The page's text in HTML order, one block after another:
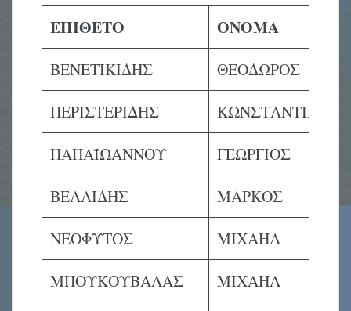
ΕΠΙΘΕΤΟ
ΟΝΟΜΑ
ΒΕΝΕΤΙΚΙΔΗΣ
ΘΕΟΔΩΡΟΣ
ΠΕΡΙΣΤΕΡΙΔΗΣ
ΚΩΝΣΤΑΝΤΙΝΟΣ
ΠΑΠΑΪΩΑΝΝΟΥ
ΓΕΩΡΓΙΟΣ
ΒΕΛΛΙΔΗΣ
ΜΑΡΚΟΣ
ΝΕΟΦΥΤΟΣ
ΜΙΧΑΗΛ
ΜΠΟΥΚΟΥΒΑΛΑΣ
ΜΙΧΑΗΛ